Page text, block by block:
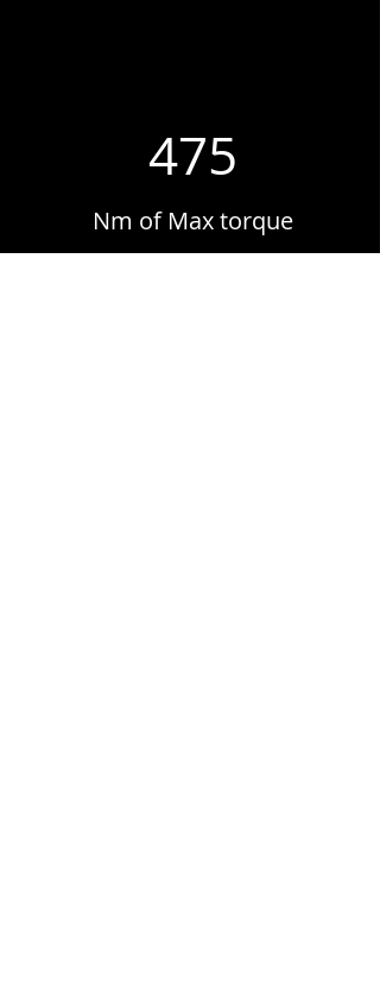
475
Nm of Max torque